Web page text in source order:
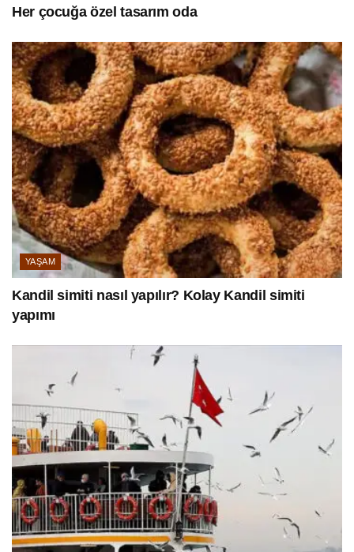
Her çocuğa özel tasarım oda
YAŞAM
Kandil simiti nasıl yapılır? Kolay Kandil simiti
yapımı